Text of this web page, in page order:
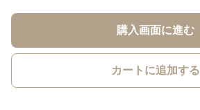
購入画面に進む
カートに追加する